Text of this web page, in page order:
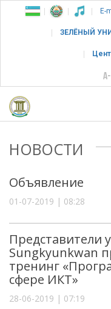
E-
ЗЕЛЁНЫЙ
НОВОСТИ
Объявление
01-07-2019 | 08:28
Представители
Sungkyunkwan
тренинг
сфере ИКТ»
28-06-2019 | 07:19